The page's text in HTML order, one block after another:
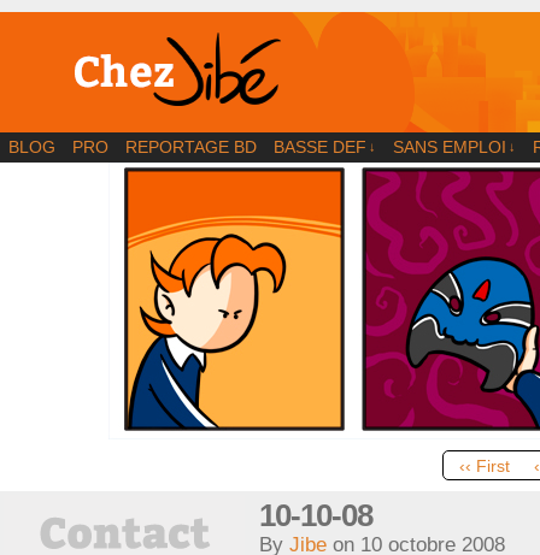
BD | Illustration | Blog
BLOG PRO REPORTAGE BD BASSE DEF ↓ SANS EMPLOI ↓
‹‹ First
10-10-08
By Jibe on 10 octobre 2008